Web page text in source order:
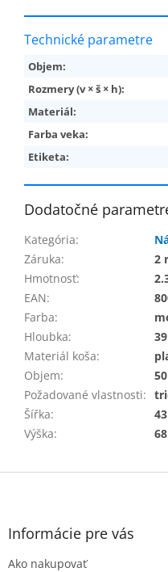
Technické parametre
Objem:
Rozmery (v × š × h):
Materiál:
Farba veka:
Etiketa:
Dodatočné
Kategória:
Záruka:
2
Hmotnosť:
EAN:
Farba:
Hloubka:
Materiál koša:
Objem:
Požadované vlastnosti:
Šířka:
Výška:
Z
Informácie pre vás
Ako nakupovať